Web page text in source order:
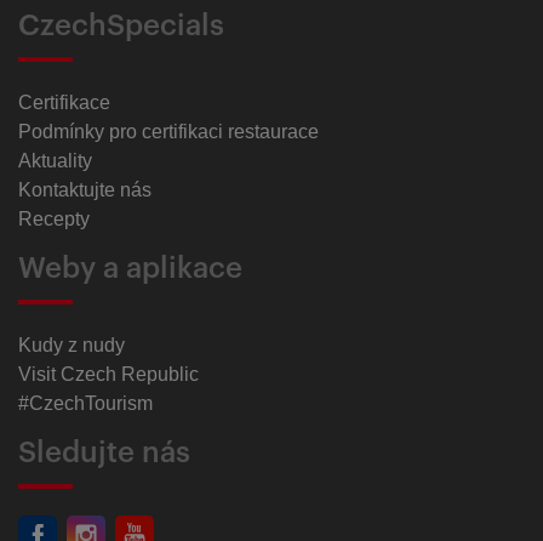
CzechSpecials
Certifikace
Podmínky pro certifikaci restaurace
Aktuality
Kontaktujte nás
Recepty
Weby a aplikace
Kudy z nudy
Visit Czech Republic
#CzechTourism
Sledujte nás